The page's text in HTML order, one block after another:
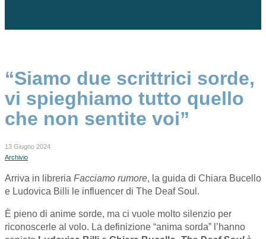
“Siamo due scrittrici sorde,
vi spieghiamo tutto quello
che non sentite voi”
13 Giugno 2024
Archivio
Arriva in libreria Facciamo rumore, la guida di Chiara Bucello
e Ludovica Billi le influencer di The Deaf Soul.
È pieno di anime sorde, ma ci vuole molto silenzio per
riconoscerle al volo. La definizione “anima sorda” l’hanno